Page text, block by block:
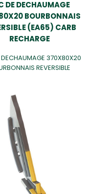
DE DECHAUMAGE
BOURBONNAIS
(EA65) CARB
RECHARGE
DECHAUMAGE 370X80X20
REVERSIBLE